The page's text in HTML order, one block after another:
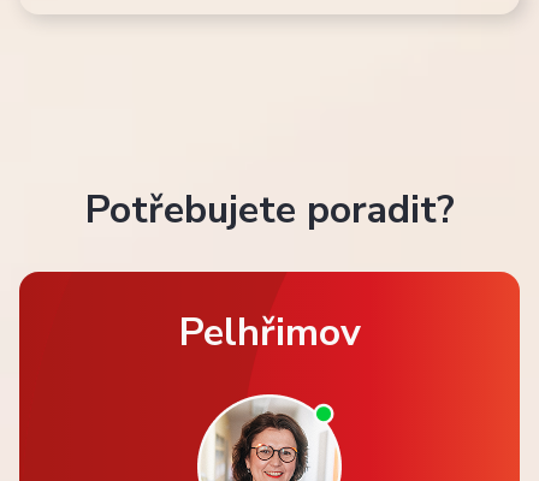
Potřebujete poradit?
Pelhřimov